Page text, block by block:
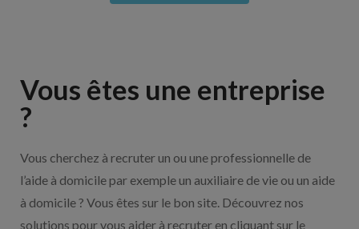
Vous êtes une entreprise
?
Vous cherchez à recruter un ou une professionnelle de
l’aide à domicile par exemple un auxiliaire de vie ou un aide
à domicile ? Vous êtes sur le bon site. Découvrez nos
solutions pour vous aider à recruter en cliquant sur le